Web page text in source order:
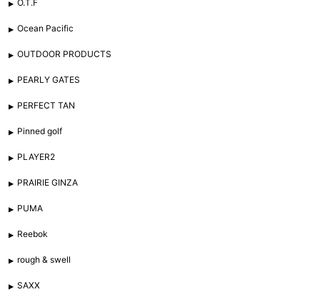
O.T.F
Ocean Pacific
OUTDOOR PRODUCTS
PEARLY GATES
PERFECT TAN
Pinned golf
PLAYER2
PRAIRIE GINZA
PUMA
Reebok
rough & swell
SAXX